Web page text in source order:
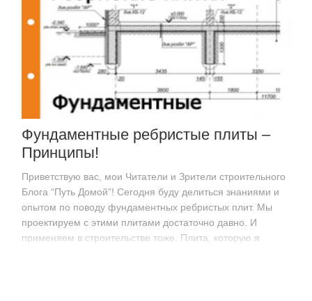
Фундаментные ребристые плиты –
Принципы!
Приветствую вас, мои Читатели и Зрители строительного
Блога “Путь Домой”! Сегодня буду делиться знаниями и
опытом по поводу фундаментных ребристых плит. Мы
проектируем с этими плитами достаточно давно. И
применяем в строительстве тоже. Плита, которую я